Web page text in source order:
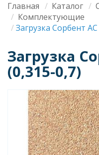
Строка
Главная Каталог
Комплектующие
Загрузка Сорбент
Загрузка
(0,315-0,7)